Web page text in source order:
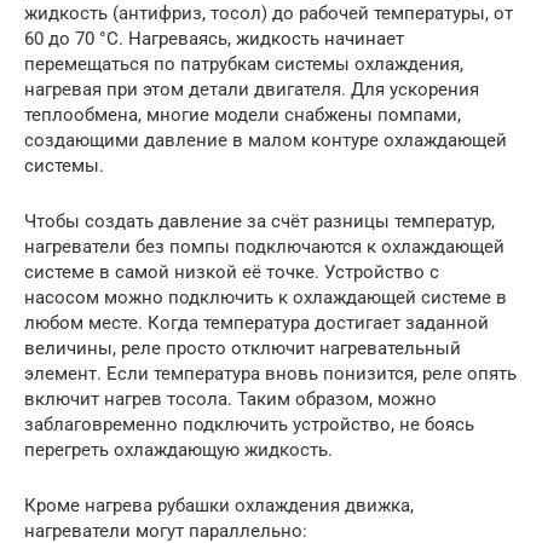
жидкость (антифриз, тосол) до рабочей температуры, от
60 до 70 °C. Нагреваясь, жидкость начинает
перемещаться по патрубкам системы охлаждения,
нагревая при этом детали двигателя. Для ускорения
теплообмена, многие модели снабжены помпами,
создающими давление в малом контуре охлаждающей
системы.
Чтобы создать давление за счёт разницы температур,
нагреватели без помпы подключаются к охлаждающей
системе в самой низкой её точке. Устройство с
насосом можно подключить к охлаждающей системе в
любом месте. Когда температура достигает заданной
величины, реле просто отключит нагревательный
элемент. Если температура вновь понизится, реле опять
включит нагрев тосола. Таким образом, можно
заблаговременно подключить устройство, не боясь
перегреть охлаждающую жидкость.
Кроме нагрева рубашки охлаждения движка,
нагреватели могут параллельно: